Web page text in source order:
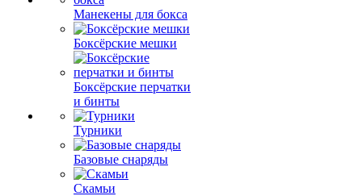
Манекены для бокса
Боксёрские мешки
Боксёрские перчатки
и бинты
Турники
Базовые снаряды
Скамьи